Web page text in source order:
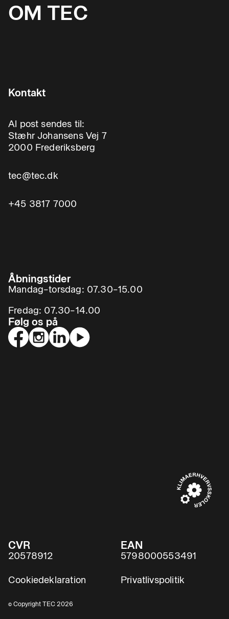
OM TEC
Kontakt
Al post sendes til:
Stæhr Johansens Vej 7
2000 Frederiksberg
tec@tec.dk
+45 3817 7000
Åbningstider
Mandag–torsdag: 07.30–15.00
Fredag: 07.30–14.00
Følg os på
CVR
20578912
EAN
5798000553491
Cookiedeklaration Privatlivspolitik
© Copyright TEC 2026